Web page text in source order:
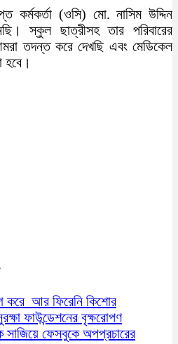
কর্মকর্তা (ওসি) মো. নাসিম উদ্দিন
স্কুল ছাত্রীসহ তার পরিবারের
তদন্ত করে দেখছি এবং মেডিকেল
হবে।
করে আর ফিরেনি কিশোর
ফাউন্ডেশনের বৃক্ষরোপণ
সাজিয়ে ফেসবুকে অপপ্রচারের